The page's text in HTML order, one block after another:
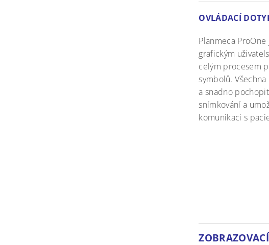
OVLÁDACÍ
Planmeca
grafickým
celým procesem
symbolů.
a snadno
snímkování a
komunikaci s